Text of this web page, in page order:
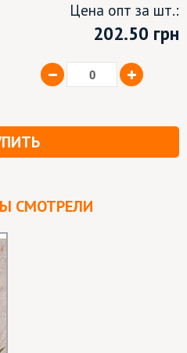
Цена опт за шт.:
202.50 грн
СМОТРЕЛИ